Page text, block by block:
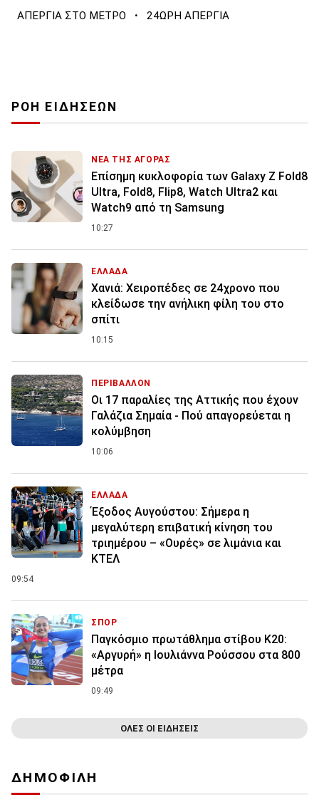
ΑΠΕΡΓΙΑ ΣΤΟ ΜΕΤΡΟ · 24ΩΡΗ ΑΠΕΡΓΙΑ
ΡΟΗ ΕΙΔΗΣΕΩΝ
ΝΕΑ ΤΗΣ ΑΓΟΡΑΣ
Επίσημη κυκλοφορία των Galaxy Z Fold8
Ultra, Fold8, Flip8, Watch Ultra2 και
Watch9 από τη Samsung
10:27
ΕΛΛΑΔΑ
Χανιά: Χειροπέδες σε 24χρονο που
κλείδωσε την ανήλικη φίλη του στο
σπίτι
10:15
ΠΕΡΙΒΑΛΛΟΝ
Οι 17 παραλίες της Αττικής που έχουν
Γαλάζια Σημαία - Πού απαγορεύεται η
κολύμβηση
10:06
ΕΛΛΑΔΑ
Έξοδος Αυγούστου: Σήμερα η
μεγαλύτερη επιβατική κίνηση του
τριημέρου – «Ουρές» σε λιμάνια και
ΚΤΕΛ
09:54
ΣΠΟΡ
Παγκόσμιο πρωτάθλημα στίβου Κ20:
«Αργυρή» η Ιουλιάννα Ρούσσου στα 800
μέτρα
09:49
ΟΛΕΣ ΟΙ ΕΙΔΗΣΕΙΣ
ΔΗΜΟΦΙΛΗ